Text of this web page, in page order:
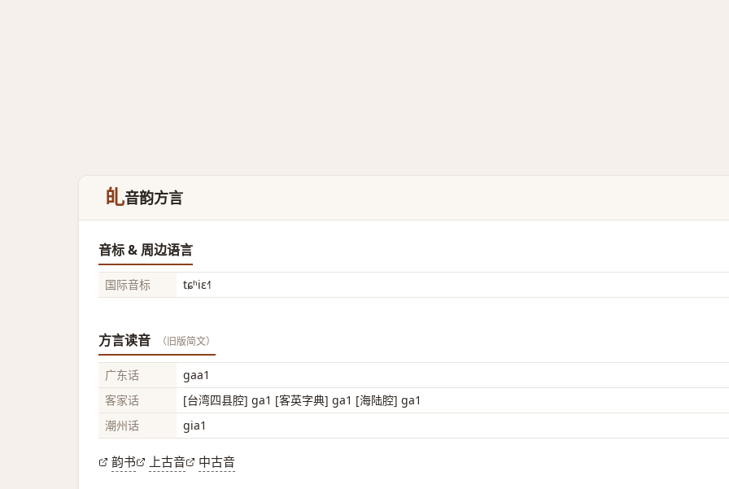
癿音韵方言
音标 & 周边语言
国际音标 tɕʰiɛ˧˥
方言读音 （旧版简文）
广东话
gaa1
客家话
[台湾四县腔] ga1 [客英字典] ga1 [海陆腔] ga1
潮州话
gia1
韵书 上古音 中古音